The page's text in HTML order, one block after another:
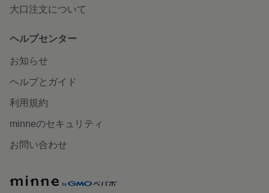
大口注文について
ヘルプセンター
お知らせ
ヘルプとガイド
利用規約
minneのセキュリティ
お問い合わせ